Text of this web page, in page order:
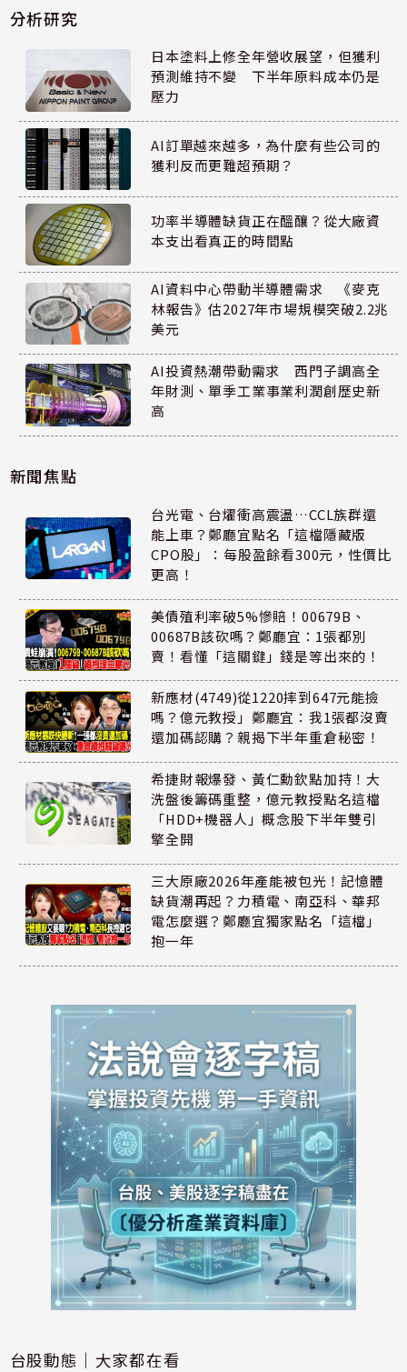
分析研究
日本塗料上修全年營收展望，但獲利
預測維持不變 下半年原料成本仍是
壓力
AI訂單越來越多，為什麼有些公司的
獲利反而更難超預期？
功率半導體缺貨正在醞釀？從大廠資
本支出看真正的時間點
AI資料中心帶動半導體需求 《麥克
林報告》估2027年市場規模突破2.2兆
美元
AI投資熱潮帶動需求 西門子調高全
年財測、單季工業事業利潤創歷史新
高
新聞焦點
台光電、台燿衝高震盪…CCL族群還
能上車？鄭廳宜點名「這檔隱藏版
CPO股」：每股盈餘看300元，性價比
更高！
美債殖利率破5%慘賠！00679B、
00687B該砍嗎？鄭廳宜：1張都別
賣！看懂「這關鍵」錢是等出來的！
新應材(4749)從1220摔到647元能撿
嗎？億元教授」鄭廳宜：我1張都沒賣
還加碼認購？親揭下半年重倉秘密！
希捷財報爆發、黃仁勳欽點加持！大
洗盤後籌碼重整，億元教授點名這檔
「HDD+機器人」概念股下半年雙引
擎全開
三大原廠2026年產能被包光！記憶體
缺貨潮再起？力積電、南亞科、華邦
電怎麼選？鄭廳宜獨家點名「這檔」
抱一年
台股動態｜大家都在看